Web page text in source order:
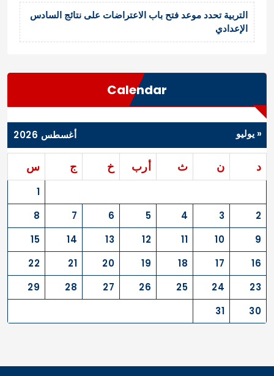
التربية تحدد موعد فتح باب الاعتراضات على نتائج السادس
الإعدادي
Calendar
أغسطس 2026
د ن ث أرب خ ج س
1
2
3
4
5
6
7
8
9
10
11
12
13
14
15
16
17
18
19
20
21
22
23
24
25
26
27
28
29
30
31
« يوليو